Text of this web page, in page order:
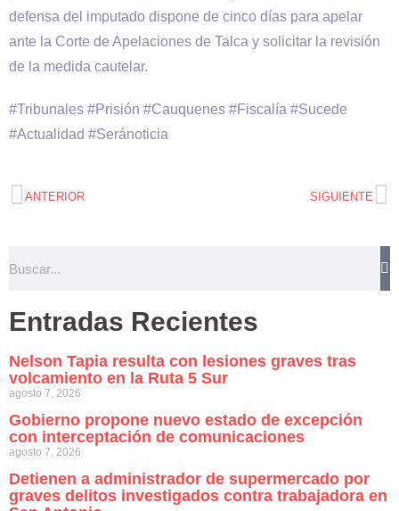
defensa del imputado dispone de cinco días para apelar
ante la Corte de Apelaciones de Talca y solicitar la revisión
de la medida cautelar.
#Tribunales #Prisión #Cauquenes #Fiscalía #Sucede
#Actualidad #Seránoticia
ANTERIOR SIGUIENTE
Entradas Recientes
Nelson Tapia resulta con lesiones graves tras
volcamiento en la Ruta 5 Sur
agosto 7, 2026
Gobierno propone nuevo estado de excepción
con interceptación de comunicaciones
agosto 7, 2026
Detienen a administrador de supermercado por
graves delitos investigados contra trabajadora en